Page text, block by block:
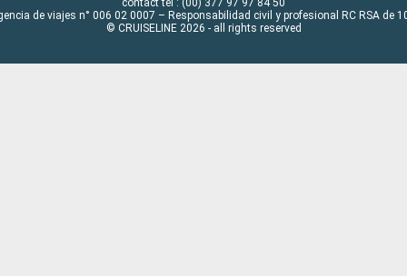
contact tel : (00) 377 97 97 84 50
de viajes n° 006 02 0007 – Responsabilidad civil y profesional RC RSA de
© CRUISELINE 2026 - all rights reserved